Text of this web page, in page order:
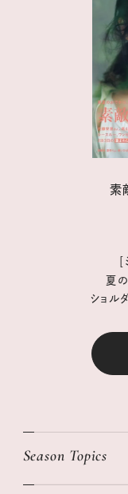
素
夏
ショル
Season Topics